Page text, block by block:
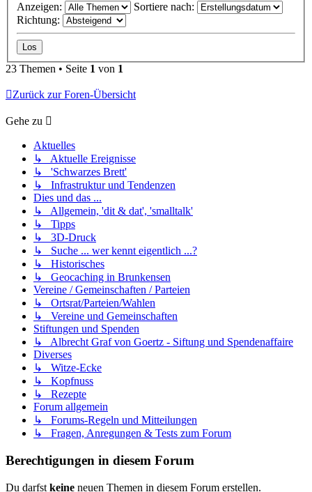
Anzeigen:
Sortiere nach:
Richtung:
23 Themen • Seite 1 von 1
Zurück zur Foren-Übersicht
Gehe zu
Aktuelles
↳ Aktuelle Ereignisse
↳ 'Schwarzes Brett'
↳ Infrastruktur und Tendenzen
Dies und das ...
↳ Allgemein, 'dit & dat', 'smalltalk'
↳ Tipps
↳ 3D-Druck
↳ Suche ... wer kennt eigentlich ...?
↳ Historisches
↳ Geocaching in Brunkensen
Vereine / Gemeinschaften / Parteien
↳ Ortsrat/Parteien/Wahlen
↳ Vereine und Gemeinschaften
Stiftungen und Spenden
↳ Albrecht Graf von Goertz - Siftung und Spendenaffaire
Diverses
↳ Witze-Ecke
↳ Kopfnuss
↳ Rezepte
Forum allgemein
↳ Forums-Regeln und Mitteilungen
↳ Fragen, Anregungen & Tests zum Forum
Berechtigungen in diesem Forum
Du darfst keine neuen Themen in diesem Forum erstellen.